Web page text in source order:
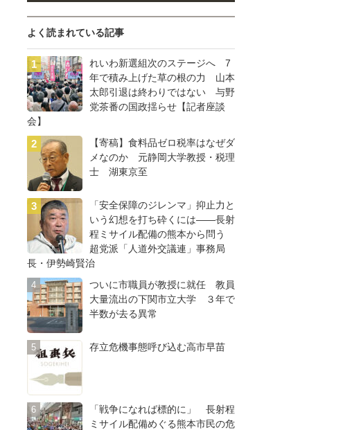
よく読まれている記事
れいわ新選組次のステージへ 7
年で積み上げた草の根の力 山本
太郎引退は終わりではない 与野
党茶番の国政揺らせ【記者座談
会】
【寄稿】食料品ゼロ税率はなぜダ
メなのか 元静岡大学教授・税理
士 湖東京至
「安全保障のジレンマ」抑止力と
いう幻想を打ち砕くには――長射
程ミサイル配備の熊本から問う
超党派「人道外交議連」事務局
長・伊勢崎賢治
ついに市職員が教授に就任 教員
大量流出の下関市立大学 ３年で
半数が去る異常
存立危機事態呼び込む高市早苗
「戦争になれば標的に」 長射程
ミサイル配備めぐる熊本市民の危